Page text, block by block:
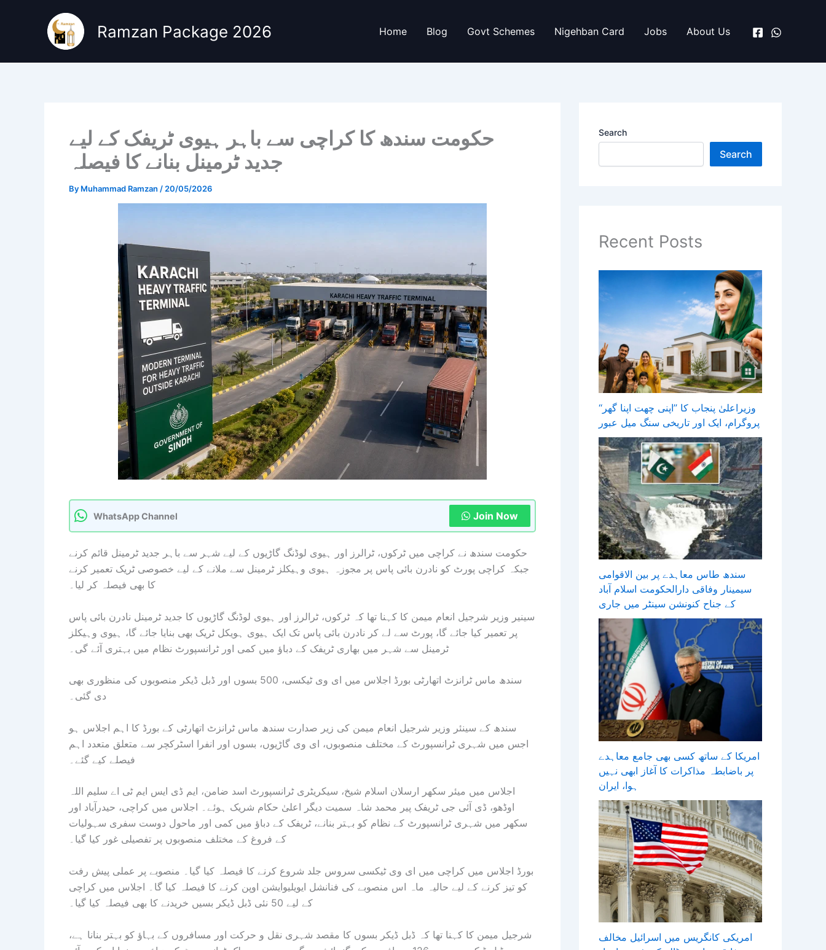
Ramzan Package 2026 Home Blog Govt Schemes Nigehban Card Jobs About Us
حکومت سندھ کا کراچی سے باہر ہیوی ٹریفک کے لیے
جدید ٹرمینل بنانے کا فیصلہ
By Muhammad Ramzan / 20/05/2026
WhatsApp Channel Join Now
حکومت سندھ نے کراچی میں ٹرکوں، ٹرالرز اور ہیوی لوڈنگ گاڑیوں کے لیے شہر سے باہر جدید ٹرمینل قائم کرنے
جبکہ کراچی پورٹ کو نادرن بائی پاس پر مجوزہ ہیوی وہیکلز ٹرمینل سے ملانے کے لیے خصوصی ٹریک تعمیر کرنے
کا بھی فیصلہ کر لیا۔
سینیر وزیر شرجیل انعام میمن کا کہنا تھا کہ ٹرکوں، ٹرالرز اور ہیوی لوڈنگ گاڑیوں کا جدید ٹرمینل نادرن بائی پاس
پر تعمیر کیا جائے گا، پورٹ سے لے کر نادرن بائی پاس تک ایک ہیوی ہویکل ٹریک بھی بنایا جائے گا، ہیوی وہیکلز
ٹرمینل سے شہر میں بھاری ٹریفک کے دباؤ میں کمی اور ٹرانسپورٹ نظام میں بہتری آئے گی۔
سندھ ماس ٹرانزٹ اتھارٹی بورڈ اجلاس میں ای وی ٹیکسی، 500 بسوں اور ڈبل ڈیکر منصوبوں کی منظوری بھی
دی گئی۔
سندھ کے سینئر وزیر شرجیل انعام میمن کی زیر صدارت سندھ ماس ٹرانزٹ اتھارٹی کے بورڈ کا اہم اجلاس ہو
اجس میں شہری ٹرانسپورٹ کے مختلف منصوبوں، ای وی گاڑیوں، بسوں اور انفرا اسٹرکچر سے متعلق متعدد اہم
فیصلے کیے گئے۔
اجلاس میں میئر سکھر ارسلان اسلام شیخ، سیکریٹری ٹرانسپورٹ اسد ضامن، ایم ڈی ایس ایم ٹی اے سلیم اللہ
اوڈھو، ڈی آئی جی ٹریفک پیر محمد شاہ سمیت دیگر اعلیٰ حکام شریک ہوئے۔ اجلاس میں کراچی، حیدرآباد اور
سکھر میں شہری ٹرانسپورٹ کے نظام کو بہتر بنانے، ٹریفک کے دباؤ میں کمی اور ماحول دوست سفری سہولیات
کے فروغ کے مختلف منصوبوں پر تفصیلی غور کیا گیا۔
بورڈ اجلاس میں کراچی میں ای وی ٹیکسی سروس جلد شروع کرنے کا فیصلہ کیا گیا۔ منصوبے پر عملی پیش رفت
کو تیز کرنے کے لیے حالیہ ماہ اس منصوبے کی فنانشل ایویلیوایشن اوپن کرنے کا فیصلہ کیا گا۔ اجلاس میں کراچی
کے لیے 50 نئی ڈبل ڈیکر بسیں خریدنے کا بھی فیصلہ کیا گیا۔
شرجیل میمن کا کہنا تھا کہ ڈبل ڈیکر بسوں کا مقصد شہری نقل و حرکت اور مسافروں کے بہاؤ کو بہتر بنانا ہے،
Search
Search
Recent Posts
وزیراعلیٰ پنجاب کا ’’اپنی چھت اپنا گھر‘‘
پروگرام، ایک اور تاریخی سنگ میل عبور
سندھ طاس معاہدے پر بین الاقوامی
سیمینار وفاقی دارالحکومت اسلام آباد
کے جناح کنونشن سینٹر میں جاری
امریکا کے ساتھ کسی بھی جامع معاہدے
پر باضابطہ مذاکرات کا آغاز ابھی نہیں
ہوا، ایران
امریکی کانگریس میں اسرائیل مخالف